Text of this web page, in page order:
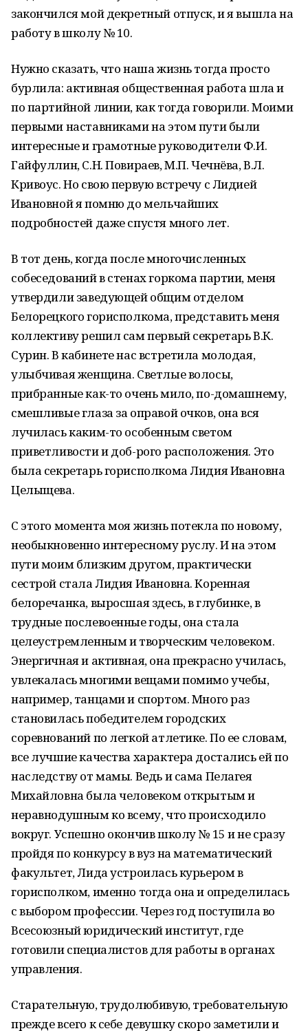
закончился мой декретный отпуск, и я вышла на
работу в школу № 10.
Нужно сказать, что наша жизнь тогда просто
бурлила: активная общественная работа шла и
по партийной линии, как тогда говорили. Моими
первыми наставниками на этом пути были
интересные и грамотные руководители Ф.И.
Гайфуллин, С.Н. Повираев, М.П. Чечнёва, В.Л.
Кривоус. Но свою первую встречу с Лидией
Ивановной я помню до мельчайших
подробностей даже спустя много лет.
В тот день, когда после многочисленных
собеседований в стенах горкома партии, меня
утвердили заведующей общим отделом
Белорецкого горисполкома, представить меня
коллективу решил сам первый секретарь В.К.
Сурин. В кабинете нас встретила молодая,
улыбчивая женщина. Светлые волосы,
прибранные как-то очень мило, по-домашнему,
смешливые глаза за оправой очков, она вся
лучилась каким-то особенным светом
приветливости и доб-рого расположения. Это
была секретарь горисполкома Лидия Ивановна
Целыщева.
С этого момента моя жизнь потекла по новому,
необыкновенно интересному руслу. И на этом
пути моим близким другом, практически
сестрой стала Лидия Ивановна. Коренная
белоречанка, выросшая здесь, в глубинке, в
трудные послевоенные годы, она стала
целеустремленным и творческим человеком.
Энергичная и активная, она прекрасно училась,
увлекалась многими вещами помимо учебы,
например, танцами и спортом. Много раз
становилась победителем городских
соревнований по легкой атлетике. По ее словам,
все лучшие качества характера достались ей по
наследству от мамы. Ведь и сама Пелагея
Михайловна была человеком открытым и
неравнодушным ко всему, что происходило
вокруг. Успешно окончив школу № 15 и не сразу
пройдя по конкурсу в вуз на математический
факультет, Лида устроилась курьером в
горисполком, именно тогда она и определилась
с выбором профессии. Через год поступила во
Всесоюзный юридический институт, где
готовили специалистов для работы в органах
управления.
Старательную, трудолюбивую, требовательную
прежде всего к себе девушку скоро заметили и